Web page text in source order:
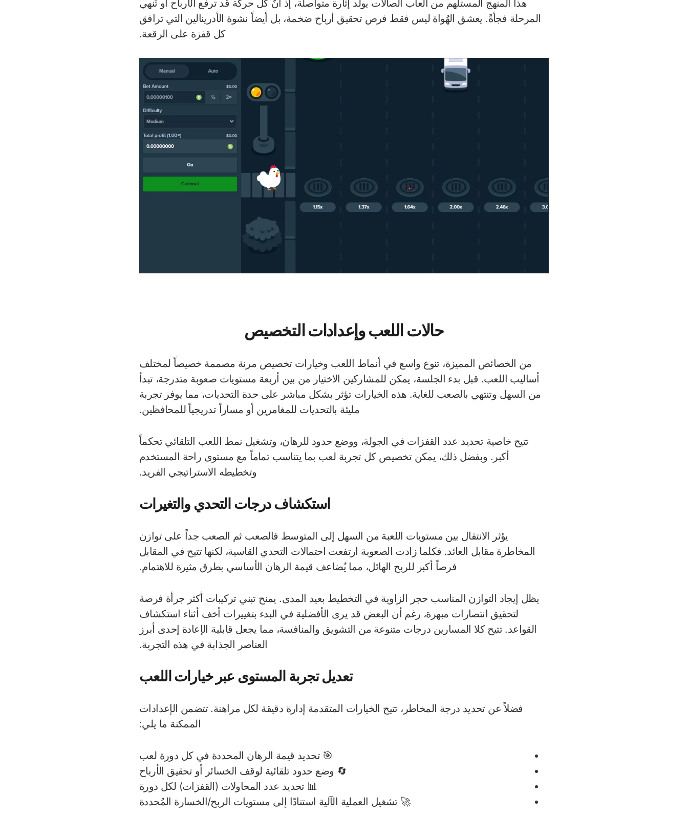
هذا المنهج المستلهم من ألعاب الصالات يولد إثارة متواصلة، إذ أنّ كل حركة قد ترفع الأرباح أو تُنهي
المرحلة فجأةً. يعشق الهُواة ليس فقط فرص تحقيق أرباح ضخمة، بل أيضاً نشوة الأدرينالين التي ترافق
كل قفزة على الرقعة.
حالات اللعب وإعدادات التخصيص
من الخصائص المميزة، تنوع واسع في أنماط اللعب وخيارات تخصيص مرنة مصممة خصيصاً لمختلف
أساليب اللعب. قبل بدء الجلسة، يمكن للمشاركين الاختيار من بين أربعة مستويات صعوبة متدرجة، تبدأ
من السهل وتنتهي بالصعب للغاية. هذه الخيارات تؤثر بشكل مباشر على حدة التحديات، مما يوفر تجربة
مليئة بالتحديات للمغامرين أو مساراً تدريجياً للمحافظين.
تتيح خاصية تحديد عدد القفزات في الجولة، ووضع حدود للرهان، وتشغيل نمط اللعب التلقائي تحكماً
أكبر. وبفضل ذلك، يمكن تخصيص كل تجربة لعب بما يتناسب تماماً مع مستوى راحة المستخدم
وتخطيطه الاستراتيجي الفريد.
استكشاف درجات التحدي والتغيرات
يؤثر الانتقال بين مستويات اللعبة من السهل إلى المتوسط فالصعب ثم الصعب جداً على توازن
المخاطرة مقابل العائد. فكلما زادت الصعوبة ارتفعت احتمالات التحدي القاسية، لكنها تتيح في المقابل
فرصاً أكبر للربح الهائل، مما يُضاعف قيمة الرهان الأساسي بطرق مثيرة للاهتمام.
يظل إيجاد التوازن المناسب حجر الزاوية في التخطيط بعيد المدى. يمنح تبني تركيبات أكثر جرأة فرصة
لتحقيق انتصارات مبهرة، رغم أن البعض قد يرى الأفضلية في البدء بتغييرات أخف أثناء استكشاف
القواعد. تتيح كلا المسارين درجات متنوعة من التشويق والمنافسة، مما يجعل قابلية الإعادة إحدى أبرز
العناصر الجذابة في هذه التجربة.
تعديل تجربة المستوى عبر خيارات اللعب
فضلاً عن تحديد درجة المخاطر، تتيح الخيارات المتقدمة إدارة دقيقة لكل مراهنة. تتضمن الإعدادات
الممكنة ما يلي:
🎯 تحديد قيمة الرهان المحددة في كل دورة لعب
🔄 وضع حدود تلقائية لوقف الخسائر أو تحقيق الأرباح
📊 تحديد عدد المحاولات (القفزات) لكل دورة
🚀 تشغيل العملية الآلية استنادًا إلى مستويات الربح/الخسارة المُحددة